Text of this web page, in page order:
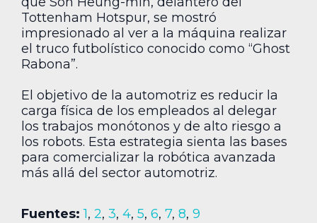
Tottenham Hotspur, se mostró
impresionado al ver a la máquina realizar
el truco futbolístico conocido como “Ghost
Rabona”.
El objetivo de la automotriz es reducir la
carga física de los empleados al delegar
los trabajos monótonos y de alto riesgo a
los robots. Esta estrategia sienta las bases
para comercializar la robótica avanzada
más allá del sector automotriz.
Fuentes: 1, 2, 3, 4, 5, 6, 7, 8, 9